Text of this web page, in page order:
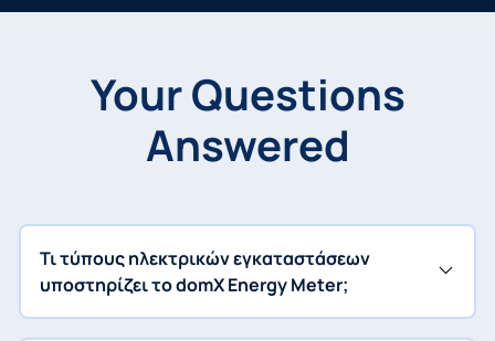
Your Questions
Answered
Τι τύπους ηλεκτρικών εγκαταστάσεων
υποστηρίζει το domX Energy Meter;